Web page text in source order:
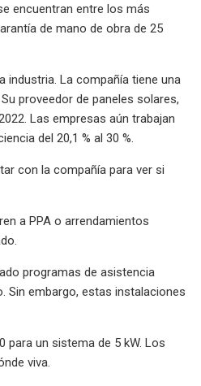
encuentran entre los más
de mano de obra de 25
industria. La compañía tiene una
proveedor de paneles solares,
Las empresas aún trabajan
del 20,1 % al 30 %.
con la compañía para ver si
a PPA o arrendamientos
programas de asistencia
Sin embargo, estas instalaciones
para un sistema de 5 kW. Los
viva.